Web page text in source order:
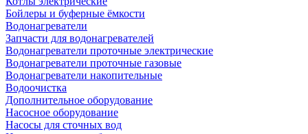
Бойлеры и буферные ёмкости
Водонагреватели
Запчасти для водонагревателей
Водонагреватели проточные электрические
Водонагреватели проточные газовые
Водонагреватели накопительные
Водоочистка
Дополнительное оборудование
Насосное оборудование
Насосы для сточных вод